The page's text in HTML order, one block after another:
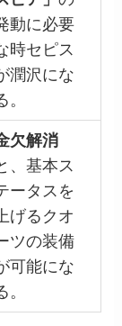
動に必要
時セピス
潤沢にな
。
欠解消
、基本ス
ータスを
げるクオ
ツの装備
可能にな
。